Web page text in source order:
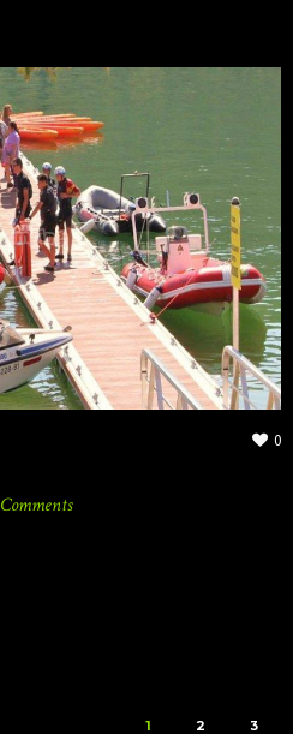
0
Comments
1 2 3